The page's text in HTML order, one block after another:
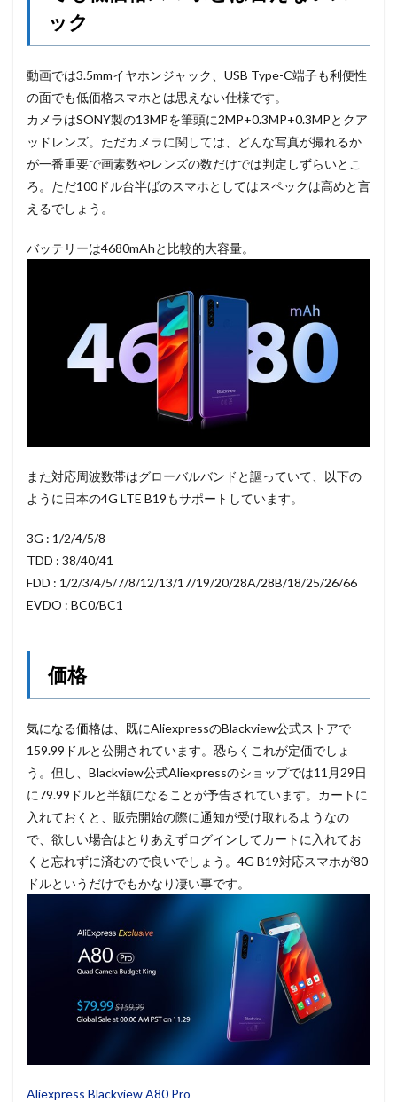
ック
動画では3.5mmイヤホンジャック、USB Type-C端子も利便性
の面でも低価格スマホとは思えない仕様です。
カメラはSONY製の13MPを筆頭に2MP+0.3MP+0.3MPとクア
ッドレンズ。ただカメラに関しては、どんな写真が撮れるか
が一番重要で画素数やレンズの数だけでは判定しずらいとこ
ろ。ただ100ドル台半ばのスマホとしてはスペックは高めと言
えるでしょう。
バッテリーは4680mAhと比較的大容量。
また対応周波数帯はグローバルバンドと謳っていて、以下の
ように日本の4G LTE B19もサポートしています。
3G : 1/2/4/5/8
TDD : 38/40/41
FDD : 1/2/3/4/5/7/8/12/13/17/19/20/28A/28B/18/25/26/66
EVDO : BC0/BC1
価格
気になる価格は、既にAliexpressのBlackview公式ストアで
159.99ドルと公開されています。恐らくこれが定価でしょ
う。但し、Blackview公式Aliexpressのショップでは11月29日
に79.99ドルと半額になることが予告されています。カートに
入れておくと、販売開始の際に通知が受け取れるようなの
で、欲しい場合はとりあえずログインしてカートに入れてお
くと忘れずに済むので良いでしょう。4G B19対応スマホが80
ドルというだけでもかなり凄い事です。
Aliexpress Blackview A80 Pro